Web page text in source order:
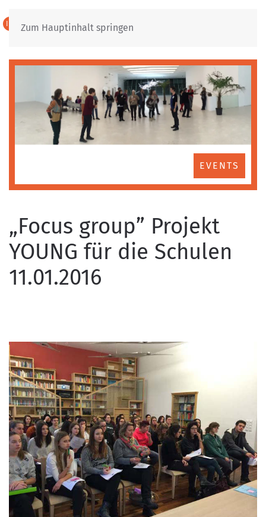
Zum Hauptinhalt springen
IT DE
EVENTS
„Focus group” Projekt
YOUNG für die Schulen
11.01.2016